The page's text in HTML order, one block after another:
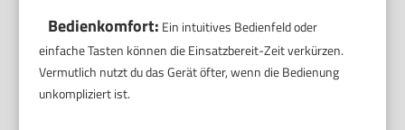
Bedienkomfort: Ein intuitives Bedienfeld oder
einfache Tasten können die Einsatzbereit-Zeit verkürzen.
Vermutlich nutzt du das Gerät öfter, wenn die Bedienung
unkompliziert ist.